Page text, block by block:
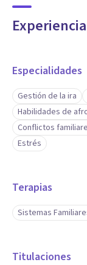
Experiencia
Especialidades
Gestión de la ira
Habilidades de
Conflictos
Estrés
Terapias
Sistemas
Titulaciones